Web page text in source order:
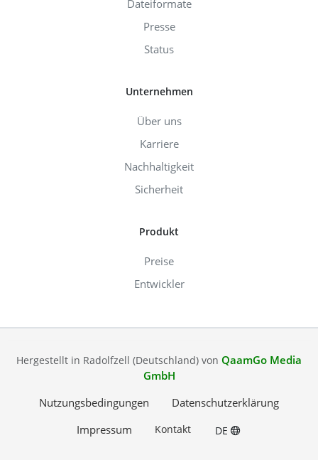
Dateiformate
Presse
Status
Unternehmen
Über uns
Karriere
Nachhaltigkeit
Sicherheit
Produkt
Preise
Entwickler
Hergestellt in Radolfzell (Deutschland) von QaamGo Media
GmbH
Nutzungsbedingungen
Datenschutzerklärung
Impressum
Kontakt DE